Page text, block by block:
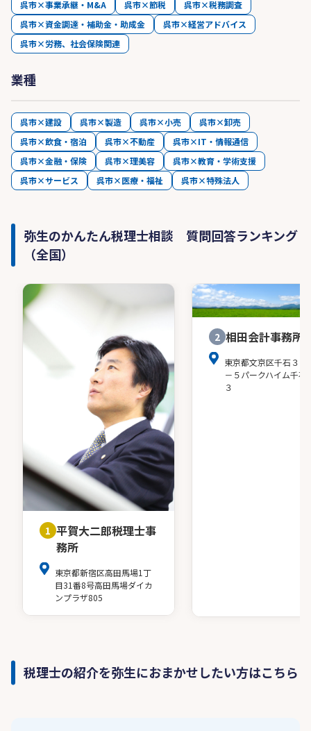
呉市×事業承継・M&A 呉市×節税
呉市×税務調査
呉市×資金調達・補助金・助成金
呉市×経営アドバイス
呉市×労務、社会保険関連
業種
呉市×建設 呉市×製造 呉市×小売
呉市×卸売
呉市×飲食・宿泊
呉市×不動産
呉市×IT・情報通信
呉市×金融・保険
呉市×理美容
呉市×教育・学術支援
呉市×サービス
呉市×医療・福祉 呉市×特殊法人
弥生のかんたん税理士相談 質問回答ランキング
（全国）
1 平賀大二郎税理士事
務所
東京都新宿区高田馬場1丁
目31番8号高田馬場ダイカ
ンプラザ805
2 相田会計事務所
東京都文京区千石３－
－５パークハイム千石
３
税理士の紹介を弥生におまかせしたい方はこちら